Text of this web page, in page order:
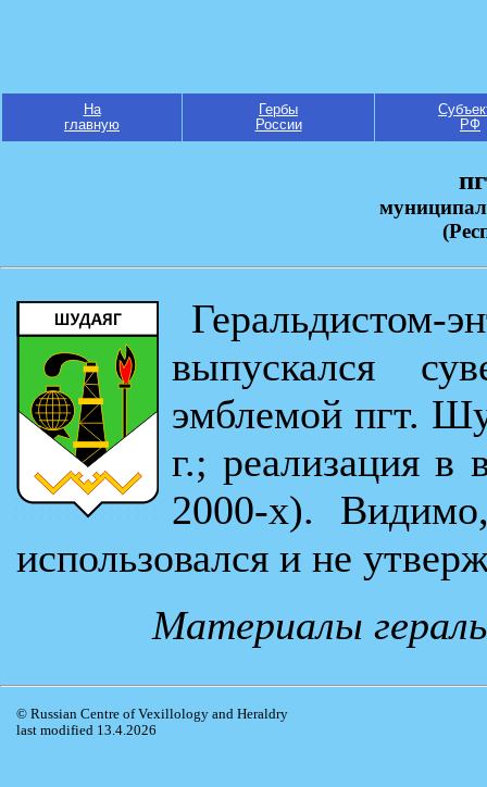
На
главную
Гербы
России
РФ
выпускался
эмблемой пгт.
г.; реализация в
2000-х).
использовался и не
Материалы
© Russian Centre of Vexillology and Heraldry
last modified 13.4.2026